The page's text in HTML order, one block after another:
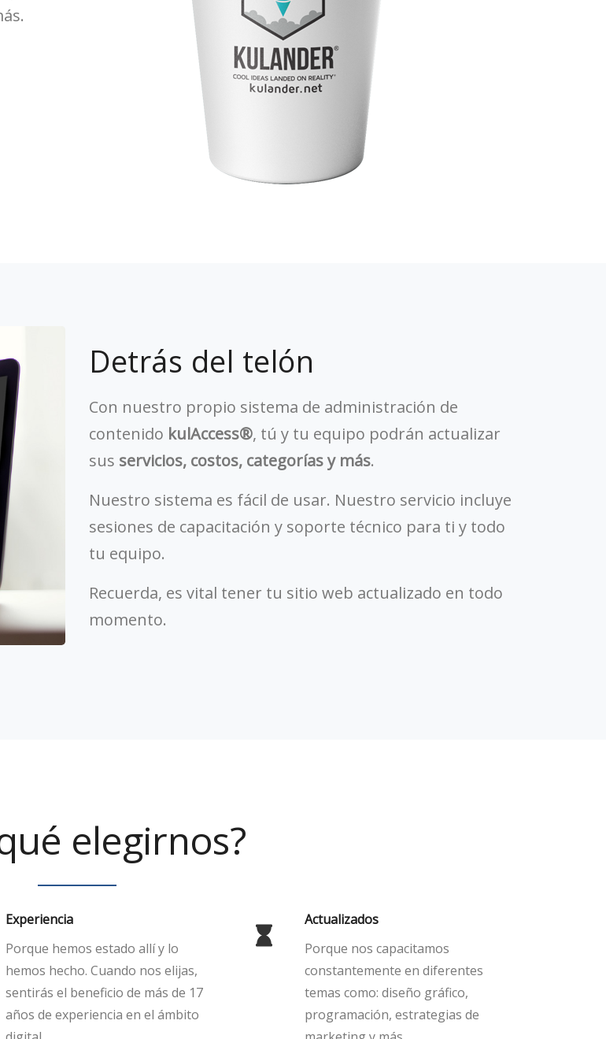
Detrás del telón
Con nuestro propio sistema de administración de
contenido kulAccess®, tú y tu equipo podrán actualizar
sus servicios, costos, categorías y más.
Nuestro sistema es fácil de usar. Nuestro servicio incluye
sesiones de capacitación y soporte técnico para ti y todo
tu equipo.
Recuerda, es vital tener tu sitio web actualizado en todo
momento.
elegirnos?
Experiencia
Porque hemos estado allí y lo
hemos hecho. Cuando nos elijas,
sentirás el beneficio de más de 17
años de experiencia en el ámbito
Actualizados
Porque nos capacitamos
constantemente en diferentes
temas como: diseño gráfico,
programación, estrategias de